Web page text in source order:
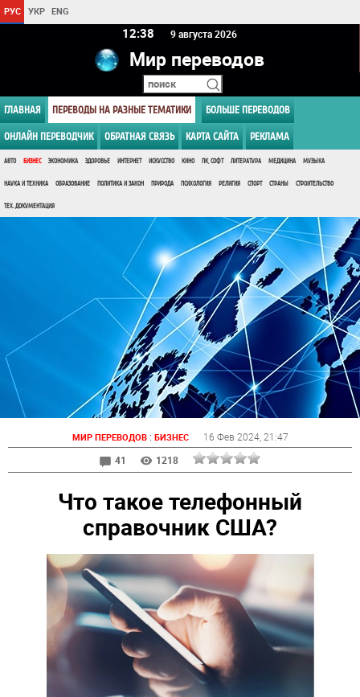
РУС УКР ENG
12 38 9 августа 2026
Мир переводов
ГЛАВНАЯ ПЕРЕВОДЫ НА РАЗНЫЕ ТЕМАТИКИ БОЛЬШЕ ПЕРЕВОДОВ
ОНЛАЙН ПЕРЕВОДЧИК ОБРАТНАЯ СВЯЗЬ КАРТА САЙТА РЕКЛАМА
АВТО БИЗНЕС ЭКОНОМИКА ЗДОРОВЬЕ ИНТЕРНЕТ ИСКУССТВО КИНО ПК, СОФТ ЛИТЕРАТУРА МЕДИЦИНА МУЗЫКА
НАУКА И ТЕХНИКА ОБРАЗОВАНИЕ ПОЛИТИКА И ЗАКОН ПРИРОДА ПСИХОЛОГИЯ РЕЛИГИЯ СПОРТ СТРАНЫ СТРОИТЕЛЬСТВО
ТЕХ. ДОКУМЕНТАЦИЯ
МИР ПЕРЕВОДОВ: БИЗНЕС 16 Фев 2024, 21:47
41
1218
Что такое телефонный
справочник США?